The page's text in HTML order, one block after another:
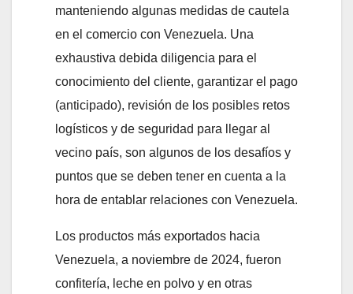
manteniendo algunas medidas de cautela
en el comercio con Venezuela. Una
exhaustiva debida diligencia para el
conocimiento del cliente, garantizar el pago
(anticipado), revisión de los posibles retos
logísticos y de seguridad para llegar al
vecino país, son algunos de los desafíos y
puntos que se deben tener en cuenta a la
hora de entablar relaciones con Venezuela.
Los productos más exportados hacia
Venezuela, a noviembre de 2024, fueron
confitería, leche en polvo y en otras